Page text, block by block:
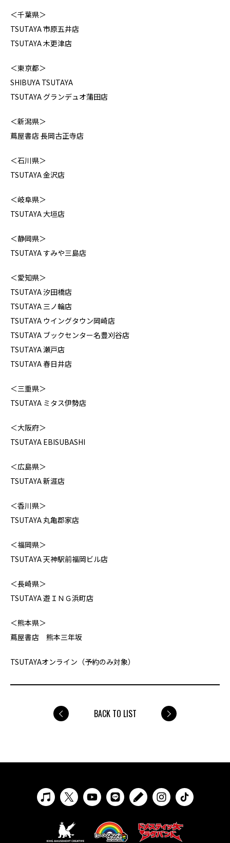
＜千葉県＞
TSUTAYA 市原五井店
TSUTAYA 木更津店
＜東京都＞
SHIBUYA TSUTAYA
TSUTAYA グランデュオ蒲田店
＜新潟県＞
蔦屋書店 長岡古正寺店
＜石川県＞
TSUTAYA 金沢店
＜岐阜県＞
TSUTAYA 大垣店
＜静岡県＞
TSUTAYA すみや三島店
＜愛知県＞
TSUTAYA 汐田橋店
TSUTAYA 三ノ輪店
TSUTAYA ウイングタウン岡崎店
TSUTAYA ブックセンター名豊刈谷店
TSUTAYA 瀬戸店
TSUTAYA 春日井店
＜三重県＞
TSUTAYA ミタス伊勢店
＜大阪府＞
TSUTAYA EBISUBASHI
＜広島県＞
TSUTAYA 新涯店
＜香川県＞
TSUTAYA 丸亀郡家店
＜福岡県＞
TSUTAYA 天神駅前福岡ビル店
＜長崎県＞
TSUTAYA 遊ＩＮＧ浜町店
＜熊本県＞
蔦屋書店 熊本三年坂
TSUTAYAオンライン（予約のみ対象）
BACK TO LIST